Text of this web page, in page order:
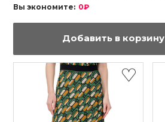
Вы экономите: 0₽
Добавить в корзину